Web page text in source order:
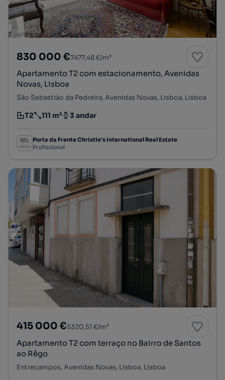
830 000 €7477,48 €/m²
Apartamento T2 com estacionamento, Avenidas
Novas, Lisboa
São Sebastião da Pedreira, Avenidas Novas, Lisboa, Lisboa
Tipologia
T2
Preço por metro quadrado
111 m²
Andar 3 andar
Porta da Frente Christie's International Real Estate
Profissional
415 000 €5320,51 €/m²
Apartamento T2 com terraço no Bairro de Santos
ao Rêgo
Entrecampos, Avenidas Novas, Lisboa, Lisboa